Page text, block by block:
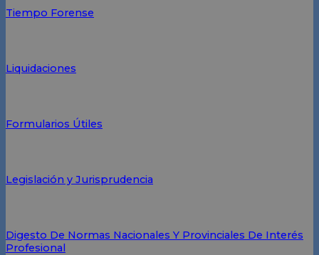
Tiempo Forense
Liquidaciones
Formularios Útiles
Legislación y Jurisprudencia
Digesto De Normas Nacionales Y Provinciales De Interés
Profesional